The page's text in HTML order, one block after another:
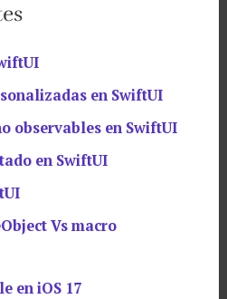
en SwiftUI
observables en SwiftUI
en SwiftUI
Vs macro
en iOS 17